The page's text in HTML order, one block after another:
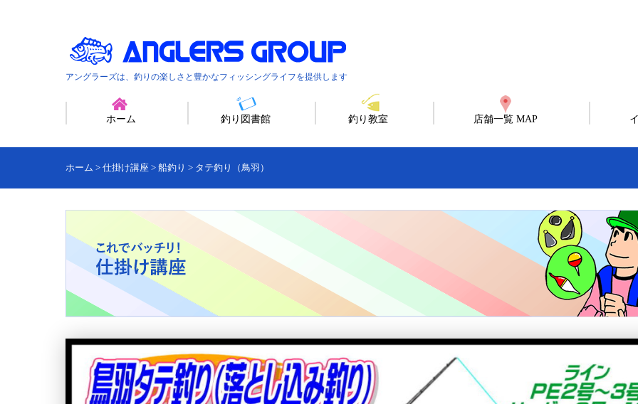
アングラーズは、釣りの楽しさと豊かなフィッシングライフを提供します
ホーム 釣り図書館 釣り教室 店舗一覧 MAP
ホーム > 仕掛け講座 > 船釣り > タテ釣り（鳥羽）